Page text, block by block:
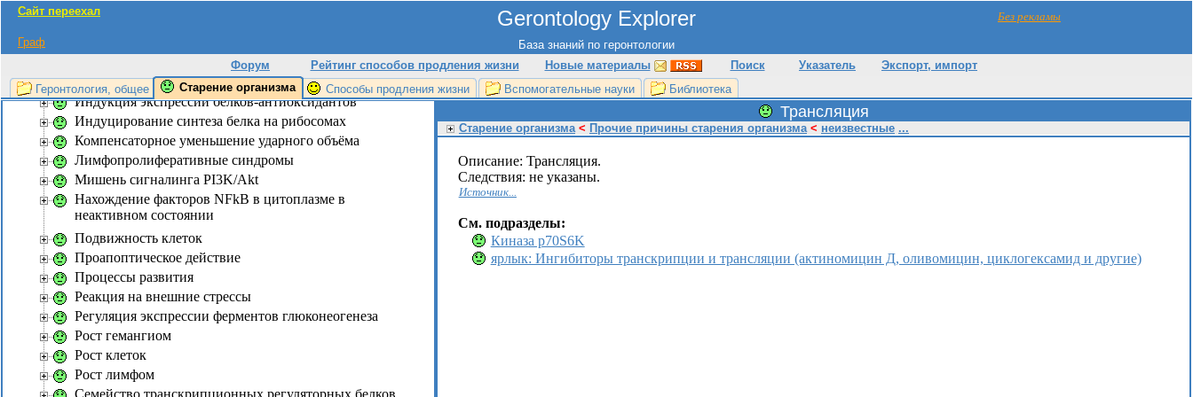
Без рекламы
Сайт переехал Gerontology Explorer
База знаний по геронтологии
Граф
Форум
Рейтинг способов продления жизни Новые материалы Поиск Указатель
Экспорт, импорт
Геронтология, общее
Старение организма Способы продления жизни Вспомогательные науки Библиотека
Ингибирование аутофагии в зависимости от условий
Ингибирование транскрипционной активности
белков FOXOs
Индукция экспрессии белков-антиоксидантов
Индуцирование синтеза белка на рибосомах
Компенсаторное уменьшение ударного объёма
Лимфопролиферативные синдромы
Мишень сигналинга PI3K/Akt
Нахождение факторов NFkB в цитоплазме в
неактивном состоянии
Подвижность клеток
Проапоптическое действие
Процессы развития
Реакция на внешние стрессы
Регуляция экспрессии ферментов глюконеогенеза
Рост гемангиом
Рост клеток
Рост лимфом
Семейство транскрипционных регуляторных белков
Трансляция
Старение организма< Прочие причины старения организма< неизвестные ...
Описание: Трансляция.
Следствия: не указаны.
Источник...
См. подразделы:
Киназа p70S6K
ярлык: Ингибиторы транскрипции и трансляции (актиномицин Д, оливомицин, циклогексамид и другие)